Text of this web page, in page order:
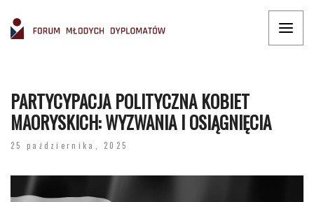
PARTYCYPACJA POLITYCZNA KOBIET
MAORYSKICH: WYZWANIA I OSIĄGNIĘCIA
25 października, 2025